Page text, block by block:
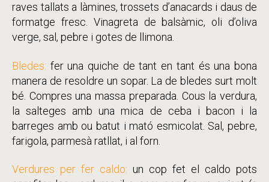
raves tallats a làmines, trossets d’anacards i daus de
formatge fresc. Vinagreta de balsàmic, oli d’oliva
verge, sal, pebre i gotes de llimona.
Bledes: fer una quiche de tant en tant és una bona
manera de resoldre un sopar. La de bledes surt molt
bé. Compres una massa preparada. Cous la verdura,
la salteges amb una mica de ceba i bacon i la
barreges amb ou batut i mató esmicolat. Sal, pebre,
farigola, parmesà ratllat, i al forn.
Verdures per fer caldo: un cop fet el caldo pots